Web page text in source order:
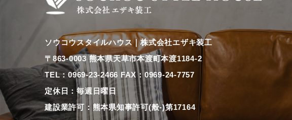
ソウコウスタイルハウス｜株式会社エザキ装工
〒863-0003 熊本県天草市本渡町本渡1184-2
TEL：0969-23-2466 FAX：0969-24-7757
定休日：毎週日曜日
建設業許可：熊本県知事許可(般-)第17164